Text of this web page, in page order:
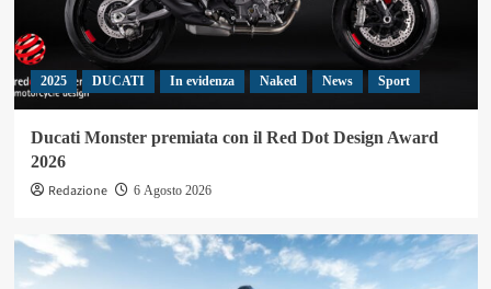
2025 DUCATI In evidenza Naked News Sport
Ducati Monster premiata con il Red Dot Design Award
2026
Redazione
6 Agosto 2026